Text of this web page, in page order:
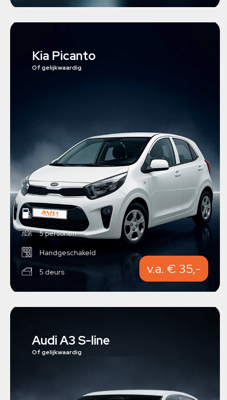
Kia Picanto
Of gelijkwaardig
Benzine
5 personen
Handgeschakeld
5 deurs v.a. € 35,-
Audi A3 S-line
Of gelijkwaardig